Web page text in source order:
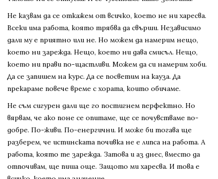
Не казвам да се откажем от всичко, което не ни харесва.
Всеки има работа, която трябва да свърши. Независимо
дали му е приятно или не. Но можем да намерим нещо,
което ни зарежда. Нещо, което ни дава смисъл. Нещо,
което ни прави по-щастливи. Можем да си намерим хоби.
Да се запишем на курс. Да се посветим на кауза. Да
прекараме повече време с хората, които обичаме.
Не съм сигурен дали ще го постигнем перфектно. Но
вярвам, че ако поне се опитаме, ще се почувстваме по-
добре. По-живи. По-енергични. И може би тогава ще
разберем, че истинската почивка не е липса на работа. А
работа, която те зарежда. Затова и аз днес, вместо да
отпочивам, ще пиша още. Защото ми харесва. И това е